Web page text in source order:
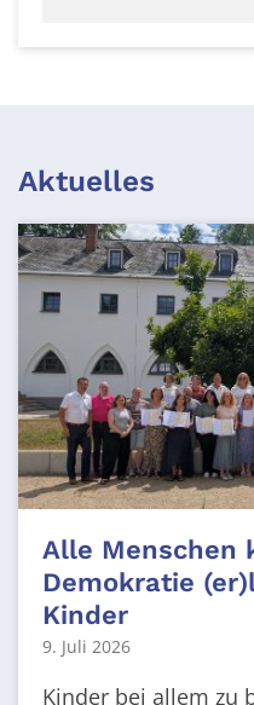
Aktuelles
Alle Menschen
Demokratie
Kinder
9. Juli 2026
Kinder bei allem zu